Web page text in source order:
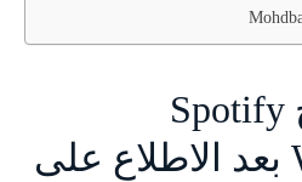
استعرض نسخ Spotify
Wrapped 2025 بعد الاطلاع على